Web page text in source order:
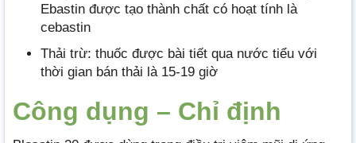
Ebastin được tạo thành chất có hoạt tính là
cebastin
Thải trừ: thuốc được bài tiết qua nước tiểu với
thời gian bán thải là 15-19 giờ
Công dụng – Chỉ định